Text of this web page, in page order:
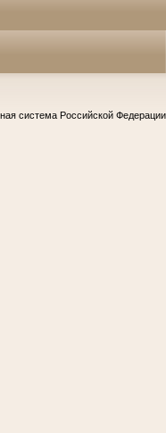
система Российской